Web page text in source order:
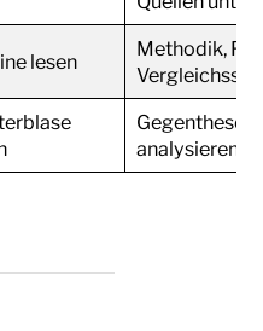
lesen
Methodik,
Gegenthese
analysieren